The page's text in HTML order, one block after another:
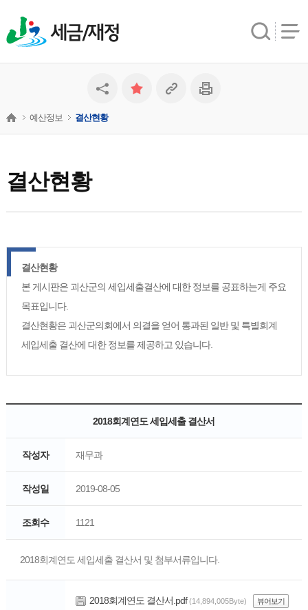
세금/재정
결산현황
예산정보 결산현황
결산현황
본 게시판은 괴산군의 세입세출결산에 대한 정보를 공표하는게 주요
목표입니다.
결산현황은 괴산군의회에서 의결을 얻어 통과된 일반 및 특별회계
세입세출 결산에 대한 정보를 제공하고 있습니다.
2018회계연도 세입세출 결산서
작성자 재무과
작성일 2019-08-05
조회수 1121
2018회계연도 세입세출 결산서 및 첨부서류입니다.
2018회계연도 결산서.pdf (14,894,005Byte) 뷰어보기